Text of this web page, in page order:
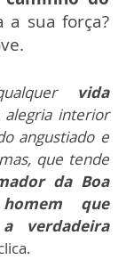
sua força?
vida
interior
angustiado e
que tende
da Boa
que
verdadeira